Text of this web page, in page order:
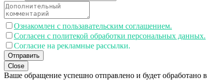
Ознакомлен с пользавательским соглашением.
Согласен с политекой обработки персональных данных.
Согласие на рекламные рассылки.
Отправить
Close
Ваше обращение успешно отправлено и будет обработано в